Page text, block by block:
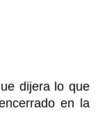
dijera lo que
en la